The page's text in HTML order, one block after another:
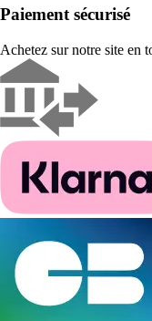
Paiement sécurisé
Achetez sur notre site en